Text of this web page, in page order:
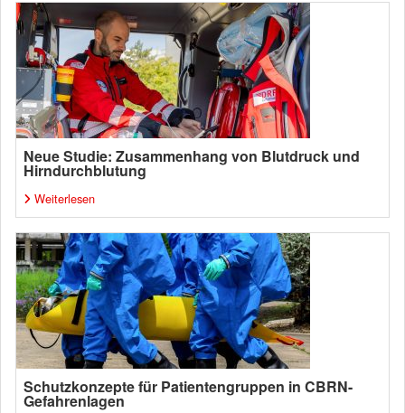
Neue Studie: Zusammenhang von Blutdruck und
Hirndurchblutung
Weiterlesen
Schutzkonzepte für Patientengruppen in CBRN-
Gefahrenlagen